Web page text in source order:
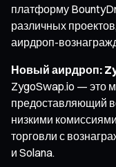
платформу
различных
аирдроп-
Новый аирдроп:
ZygoSwap.io — это
предоставляющий
низкими
торговли с
и Solana.